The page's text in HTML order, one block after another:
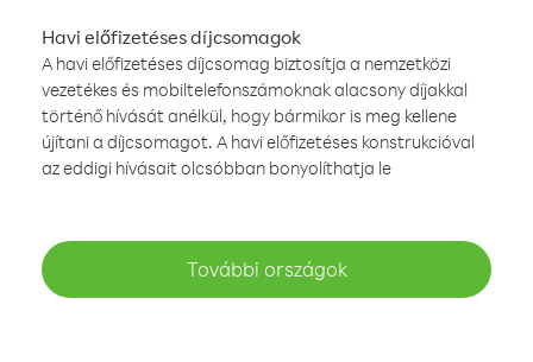
Havi előfizetéses díjcsomagok
A havi előfizetéses díjcsomag biztosítja a nemzetközi
vezetékes és mobiltelefonszámoknak alacsony díjakkal
történő hívását anélkül, hogy bármikor is meg kellene
újítani a díjcsomagot. A havi előfizetéses konstrukcióval
az eddigi hívásait olcsóbban bonyolíthatja le
További országok